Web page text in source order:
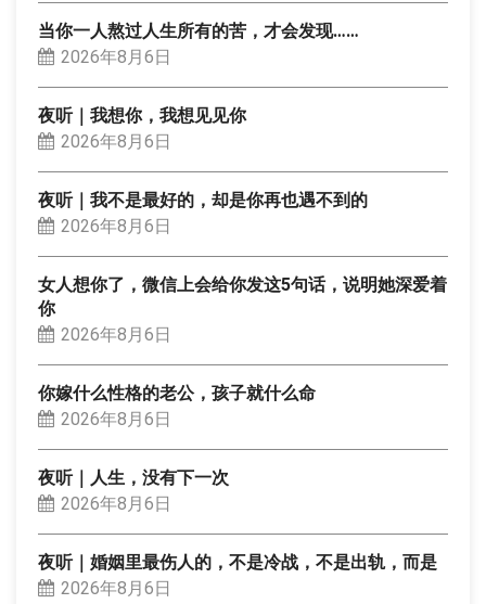
当你一人熬过人生所有的苦，才会发现……
2026年8月6日
夜听｜我想你，我想见见你
2026年8月6日
夜听｜我不是最好的，却是你再也遇不到的
2026年8月6日
女人想你了，微信上会给你发这5句话，说明她深爱着
你
2026年8月6日
你嫁什么性格的老公，孩子就什么命
2026年8月6日
夜听｜人生，没有下一次
2026年8月6日
夜听｜婚姻里最伤人的，不是冷战，不是出轨，而是
2026年8月6日